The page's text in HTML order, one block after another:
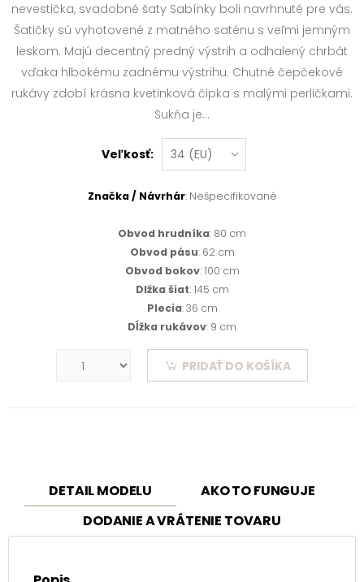
nevestička, svadobné šaty Sabínky boli navrhnuté pre vás.
Šatičky sú vyhotovené z matného saténu s veľmi jemným
leskom. Majú decentný predný výstrih a odhalený chrbát
vďaka hlbokému zadnému výstrihu. Chutné čepčekové
rukávy zdobí krásna kvetinková čipka s malými perličkami.
Sukňa je...
Veľkosť:
Značka / Návrhár: Nešpecifikované
Obvod hrudníka: 80 cm
Obvod pásu: 62 cm
Obvod bokov: 100 cm
Dlžka šiat: 145 cm
Plecia: 36 cm
Dĺžka rukávov: 9 cm
PRIDAŤ DO KOŠÍKA
DETAIL MODELU
AKO TO FUNGUJE
DODANIE A VRÁTENIE TOVARU